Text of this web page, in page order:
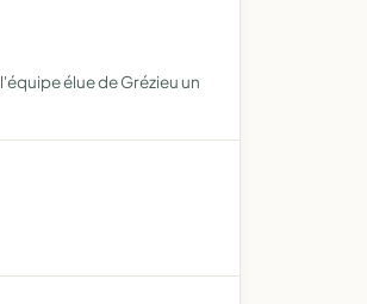
élue de Grézieu un